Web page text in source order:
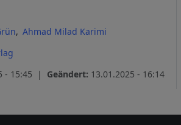
Ahmad Milad Karimi
- 15:45 | Geändert: 13.01.2025 - 16:14